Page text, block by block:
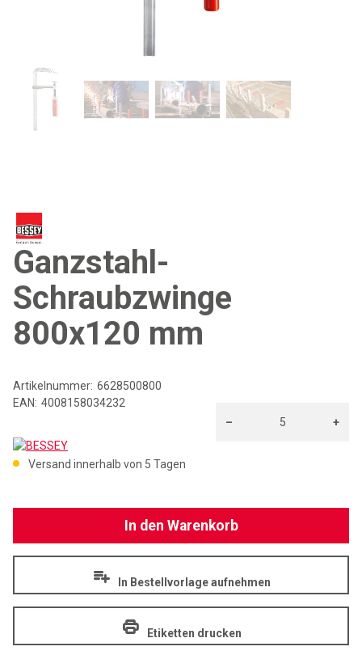
Ganzstahl-
Schraubzwinge
800x120 mm
BESSEY
Artikelnummer: 6628500800
EAN: 4008158034232
Versand innerhalb von 5 Tagen
– +
In den Warenkorb
In Bestellvorlage aufnehmen
Etiketten drucken